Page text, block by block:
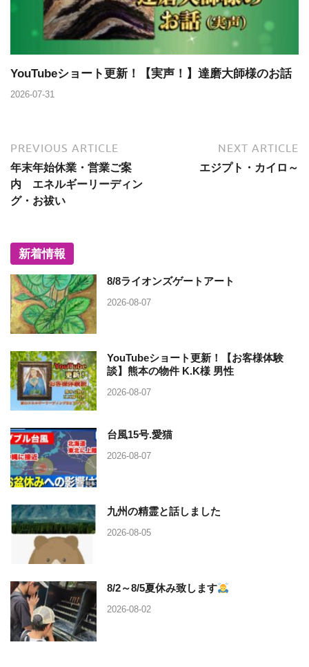
YouTubeショート更新！【実声！】達磨大師様のお話
2026-07-31
PREVIOUS ARTICLE
年末年始休業・営業ご案
内 エネルギーリーディン
グ・お祓い
NEXT ARTICLE
エジプト・カイロ～
新着情報
8/8ライオンズゲートアート
2026-08-07
YouTubeショート更新！【お客様体験
談】熊本の物件 K.K様 男性
2026-08-07
台風15号.愛猫
2026-08-07
九州の精霊と話しました
2026-08-05
8/2～8/5夏休み致します
2026-08-02